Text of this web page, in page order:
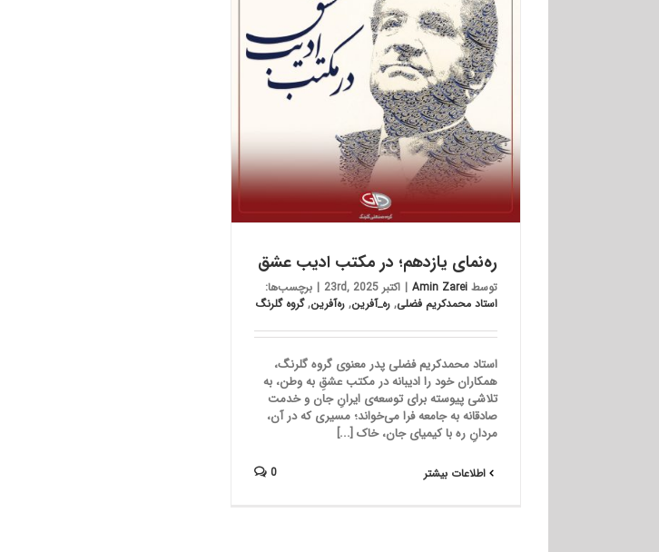
ره‌نمای یازدهم؛ در مکتب ادیب عشق
توسط Amin Zarei
| اکتبر 23rd, 2025 | برچسب‌ها:
استاد محمدکریم فضلی, ره_آفرین, ره‌آفرین,گروه گلرنگ
استاد محمدکریم فضلی پدر معنوی گروه گلرنگ،
همکاران خود را ادیبانه در مکتب عشقِ به وطن، به
تلاشی پیوسته برای توسعه‌ی ایرانِ جان و خدمت
صادقانه به جامعه فرا می‌خواند؛ مسیری که در آن،
مردانِ ره با کیمیای جان، خاک [...]
اطلاعات بیشتر 0